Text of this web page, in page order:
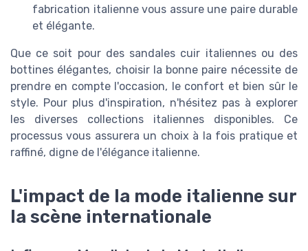
fabrication italienne vous assure une paire durable
et élégante.
Que ce soit pour des sandales cuir italiennes ou des
bottines élégantes, choisir la bonne paire nécessite de
prendre en compte l'occasion, le confort et bien sûr le
style. Pour plus d'inspiration, n'hésitez pas à explorer
les diverses collections italiennes disponibles. Ce
processus vous assurera un choix à la fois pratique et
raffiné, digne de l'élégance italienne.
L'impact de la mode italienne sur
la scène internationale